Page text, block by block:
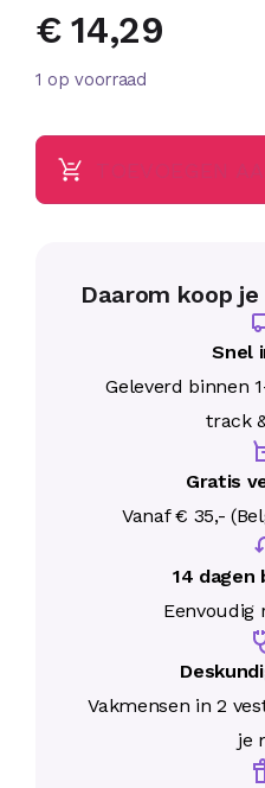
€14,29
1 op voorraad
Daarom koop
Snel
Geleverd binnen
track
Gratis
Vanaf € 35,-
14 dagen
Eenvoudig
Vakmensen in 2
je